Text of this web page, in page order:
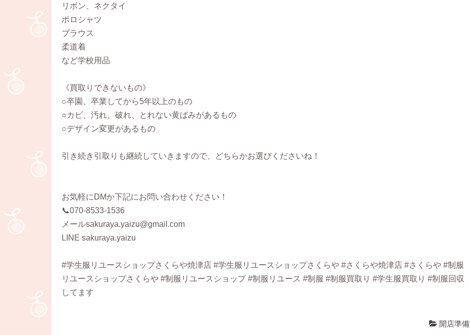
リボン、ネクタイ
ポロシャツ
ブラウス
柔道着
など学校用品
《買取りできないもの》
○卒園、卒業してから5年以上のもの
○カビ、汚れ、破れ、とれない黄ばみがあるもの
○デザイン変更があるもの
引き続き引取りも継続していきますので、どちらかお選びくださいね！
お気軽にDMか下記にお問い合わせください！
📞070-8533-1536
メールsakuraya.yaizu@gmail.com
LINE sakuraya.yaizu
#学生服リユースショップさくらや焼津店 #学生服リユースショップさくらや #さくらや焼津店 #さくらや #制服
リユースショップさくらや #制服リユースショップ #制服リユース #制服 #制服買取り #学生服買取り #制服回収
してます
開店準備